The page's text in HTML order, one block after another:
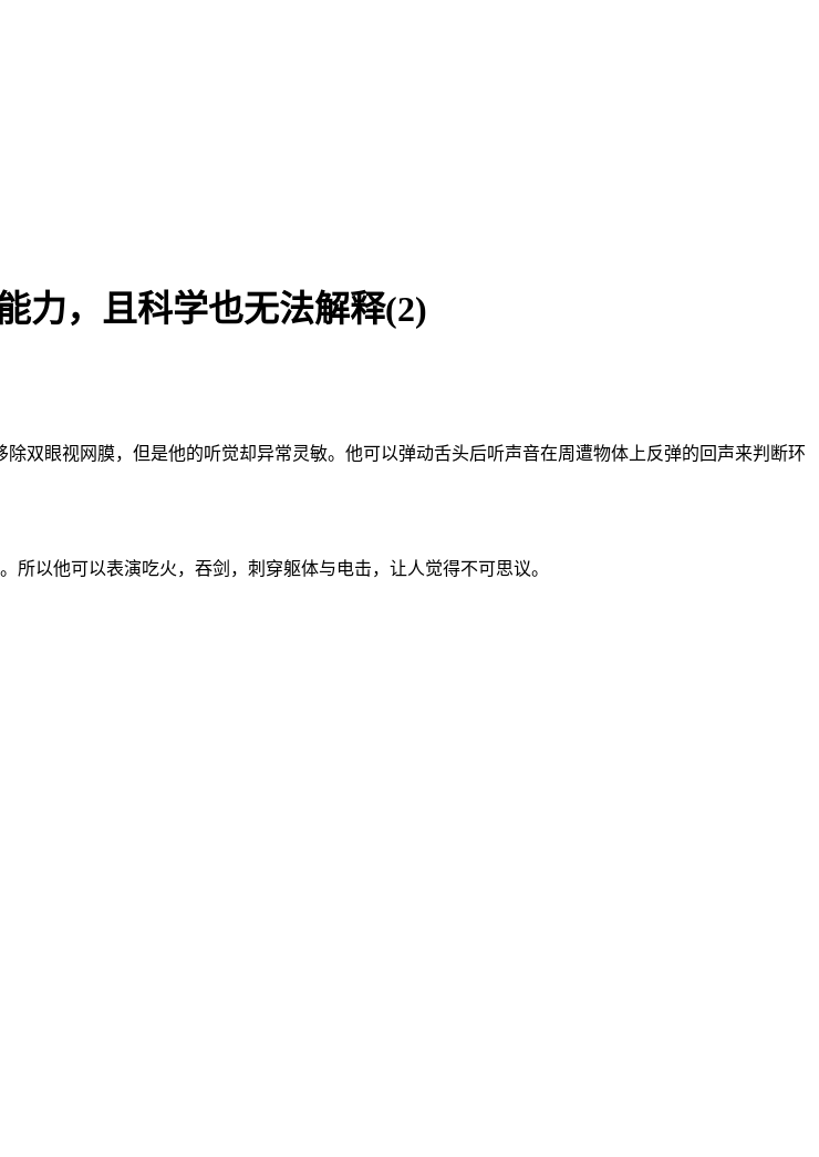
力，且科学也无法解释(2)
双眼视网膜，但是他的听觉却异常灵敏。他可以弹动舌头后听声音在周遭物体上反弹的回声来判断环
以他可以表演吃火，吞剑，刺穿躯体与电击，让人觉得不可思议。